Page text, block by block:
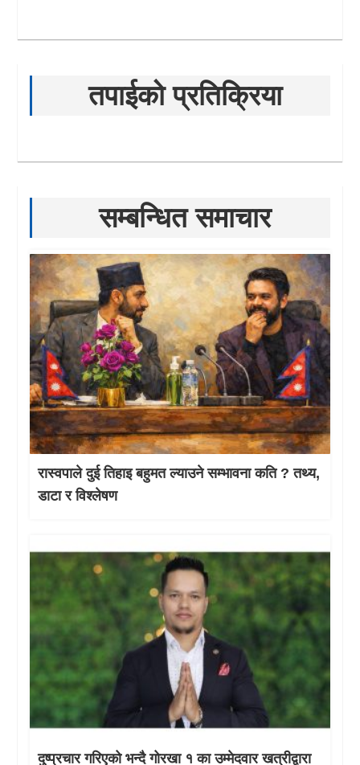
तपाईको प्रतिक्रिया
सम्बन्धित समाचार
रास्वपाले दुई तिहाइ बहुमत ल्याउने सम्भावना कति ? तथ्य,
डाटा र विश्लेषण
दुष्प्रचार गरिएको भन्दै गोरखा १ का उम्मेदवार खत्रीद्वारा